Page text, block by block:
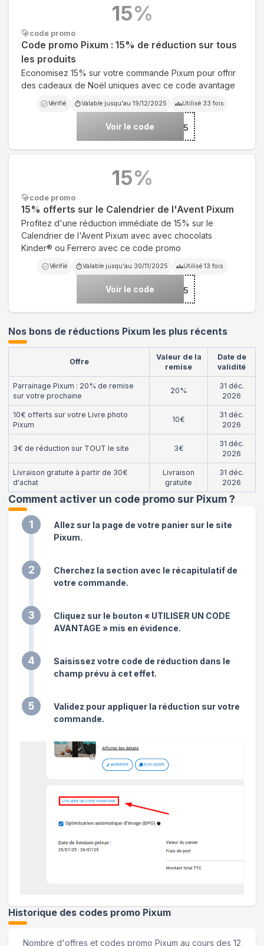
code promo
Code promo Pixum : 15% de réduction sur tous
les produits
Economisez 15% sur votre commande Pixum pour offrir
des cadeaux de Noël uniques avec ce code avantage
Vérifié Valable jusqu'au 19/12/2025 Utilisé 33 fois
Voir le code
***XMAS-2025
15%
code promo
15% offerts sur le Calendrier de l'Avent Pixum
Profitez d'une réduction immédiate de 15% sur le
Calendrier de l'Avent Pixum avec avec chocolats
Kinder® ou Ferrero avec ce code promo
Vérifié Valable jusqu'au 30/11/2025 Utilisé 13 fois
Voir le code***PAK-25
15%
Nos bons de réductions Pixum les plus récents
Offre
Valeur de la
remise
Date de
validité
Parrainage Pixum : 20% de remise
sur votre prochaine
20%
31 déc.
2026
10€ offerts sur votre Livre photo
Pixum
10€
31 déc.
2026
3€ de réduction sur TOUT le site 3€
31 déc.
2026
Livraison gratuite à partir de 30€
d'achat
Livraison
gratuite
31 déc.
2026
Comment activer un code promo sur Pixum?
1
Allez sur la page de votre panier sur le site
Pixum.
2
Cherchez la section avec le récapitulatif de
votre commande.
3
Cliquez sur le bouton « UTILISER UN CODE
AVANTAGE » mis en évidence.
4
Saisissez votre code de réduction dans le
champ prévu à cet effet.
5
Validez pour appliquer la réduction sur votre
commande.
Historique des codes promo Pixum
Nombre d'offres et codes promo Pixum au cours des 12